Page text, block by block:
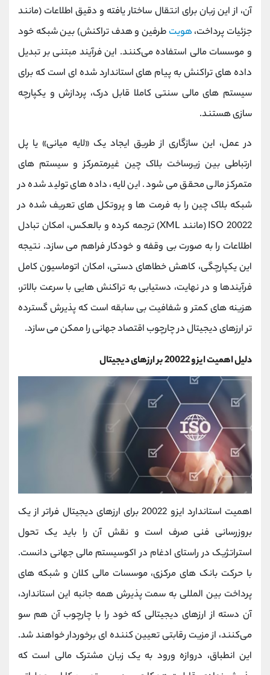
آن، از این زبان برای انتقال ساختار یافته و دقیق اطلاعات (مانند
جزئیات پرداخت،هویت طرفین و هدف تراکنش) بین شبکه خود
و موسسات مالی استفاده می‌کنند. این فرآیند مبتنی بر تبدیل
داده‌ های تراکنش به پیام ‌های استاندارد شده ‌ای است که برای
سیستم‌ های مالی سنتی کاملا قابل ‌درک، پردازش و یکپارچه
‌سازی هستند.
در عمل، این سازگاری از طریق ایجاد یک «لایه میانی» یا پل
ارتباطی بین زیرساخت بلاک ‌چین غیرمتمرکز و سیستم ‌های
متمرکز مالی محقق می‌ شود. این لایه، داده ‌های تولید شده در
شبکه بلاک ‌چین را به فرمت ‌ها و پروتکل ‌های تعریف ‌شده در
ISO 20022 (مانند XML) ترجمه کرده و بالعکس، امکان تبادل
اطلاعات را به‌ صورت بی ‌وقفه و خودکار فراهم می‌ سازد. نتیجه
این یکپارچگی، کاهش خطاهای دستی، امکان اتوماسیون کامل
فرآیندها و در نهایت، دستیابی به تراکنش ‌هایی با سرعت بالاتر،
هزینه ‌های کمتر و شفافیت بی ‌سابقه است که پذیرش گسترده
‌تر ارزهای دیجیتال در چارچوب اقتصاد جهانی را ممکن می ‌سازد.
دلیل اهمیت ایزو 20022 بر ارزهای دیجیتال
اهمیت استاندارد ایزو 20022 برای ارزهای دیجیتال فراتر از یک
بروزرسانی فنی صرف است و نقش آن را باید یک تحول
استراتژیک در راستای ادغام در اکوسیستم مالی جهانی دانست.
با حرکت بانک‌ های مرکزی، موسسات مالی کلان و شبکه‌ های
پرداخت بین ‌المللی به سمت پذیرش همه ‌جانبه این استاندارد،
آن دسته از ارزهای دیجیتالی که خود را با چارچوب آن هم ‌سو
می‌کنند، از مزیت رقابتی تعیین ‌کننده ‌ای برخوردار خواهند شد.
این انطباق، دروازه ورود به یک زبان مشترک مالی است که